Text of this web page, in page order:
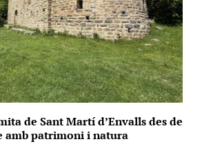
de Sant Martí d’Envalls des de
amb patrimoni i natura